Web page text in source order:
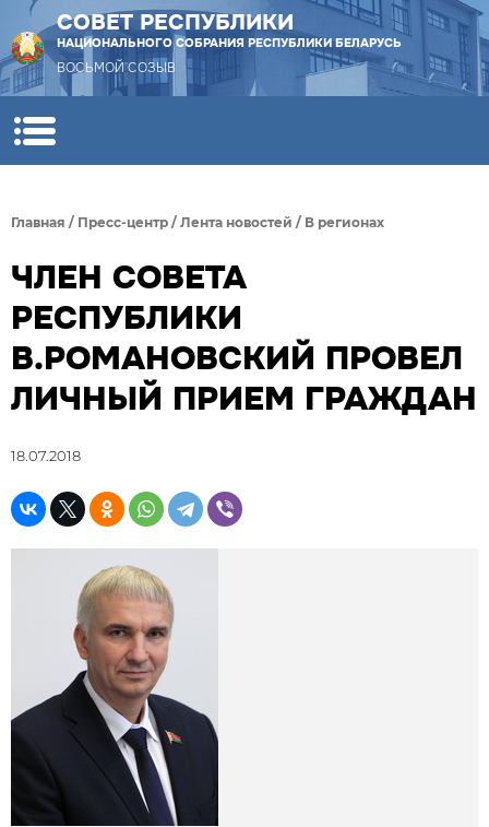
СОВЕТ РЕСПУБЛИКИ
НАЦИОНАЛЬНОГО СОБРАНИЯ РЕСПУБЛИКИ БЕЛАРУСЬ
ВОСЬМОЙ СОЗЫВ
Главная / Пресс-центр / Лента новостей / В регионах
ЧЛЕН СОВЕТА
РЕСПУБЛИКИ
В.РОМАНОВСКИЙ ПРОВЕЛ
ЛИЧНЫЙ ПРИЕМ ГРАЖДАН
18.07.2018